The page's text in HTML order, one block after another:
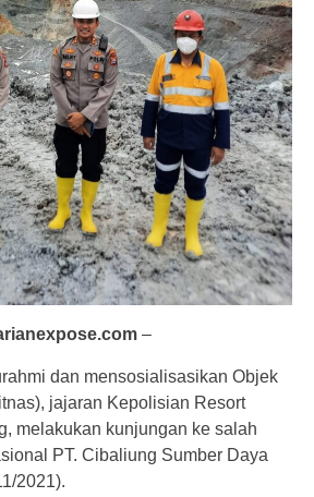
–
dan mensosialisasikan Objek
jajaran Kepolisian Resort
melakukan kunjungan ke salah
PT. Cibaliung Sumber Daya
2021).